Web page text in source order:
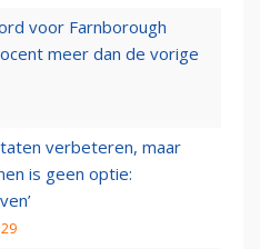
voor Farnborough
meer dan de vorige
verbeteren, maar
is geen optie: